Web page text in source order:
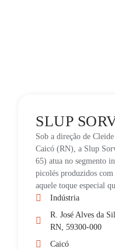
SLUP
Sob a direção de
Caicó (RN), a Slup
65) atua no segmento
picolés produzidos
aquele toque especial
Indústria
R. José Alves da
RN, 59300-000
Caicó